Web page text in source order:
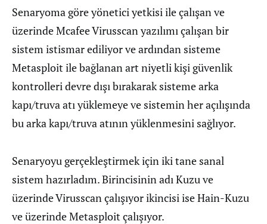
Senaryoma göre yönetici yetkisi ile çalışan ve
üzerinde Mcafee Virusscan yazılımı çalışan bir
sistem istismar ediliyor ve ardından sisteme
Metasploit ile bağlanan art niyetli kişi güvenlik
kontrolleri devre dışı bırakarak sisteme arka
kapı/truva atı yüklemeye ve sistemin her açılışında
bu arka kapı/truva atının yüklenmesini sağlıyor.
Senaryoyu gerçekleştirmek için iki tane sanal
sistem hazırladım. Birincisinin adı Kuzu ve
üzerinde Virusscan çalışıyor ikincisi ise Hain-Kuzu
ve üzerinde Metasploit çalışıyor.